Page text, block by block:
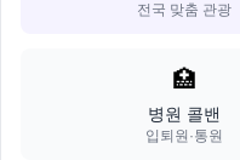
전국 맞춤 관광
🏥
병원 콜밴
입퇴원·통원